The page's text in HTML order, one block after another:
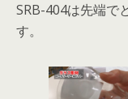
SRB-404は先端で
す。